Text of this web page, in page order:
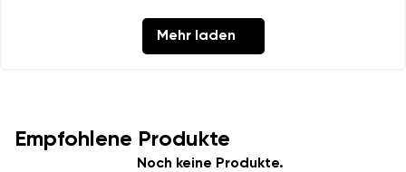
Mehr laden
Empfohlene Produkte
Noch keine Produkte.